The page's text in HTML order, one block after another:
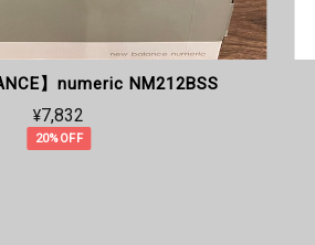
】numeric NM212BSS
¥7,832
20%OFF